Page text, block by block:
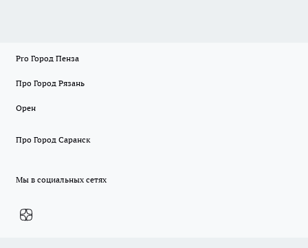
Pro Город Пенза
Про Город Рязань
Орен
Про Город Саранск
Мы в социальных сетях